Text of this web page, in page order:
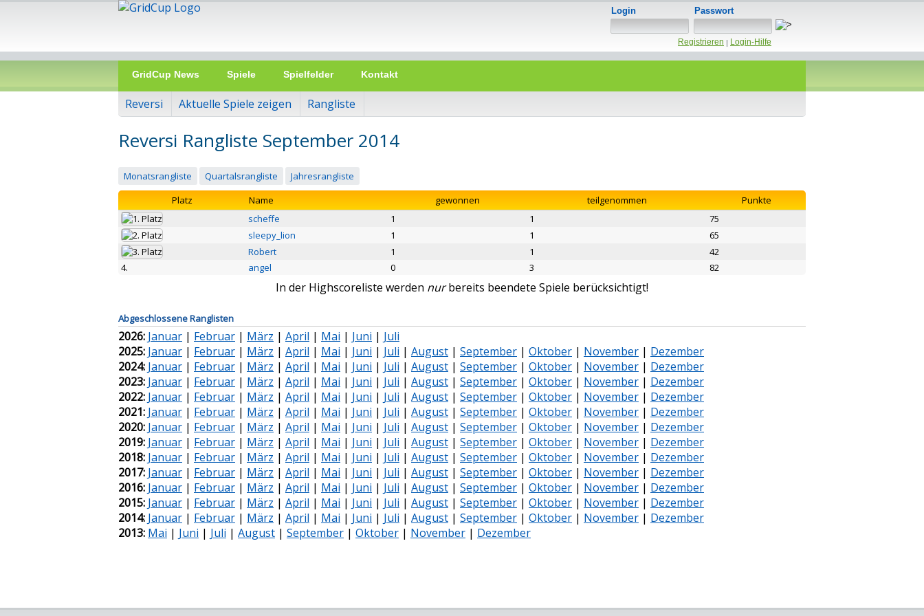
Login Passwort
Registrieren | Login-Hilfe
GridCup News Spiele Spielfelder Kontakt
Reversi Aktuelle Spiele zeigen Rangliste
Reversi Rangliste September 2014
Monatsrangliste Quartalsrangliste
Jahresrangliste
Platz
Name gewonnen teilgenommen
Punkte
scheffe
1 1
75
sleepy_lion
1 1
65
Robert
1 1
42
4.
angel 0 3 82
In der Highscoreliste werden nurbereits beendete Spiele berücksichtigt!
Abgeschlossene Ranglisten
2026: Januar | Februar | März | April | Mai | Juni | Juli
2025: Januar | Februar | März | April | Mai | Juni | Juli | August | September | Oktober | November | Dezember
2024: Januar | Februar | März | April | Mai | Juni | Juli | August | September | Oktober | November | Dezember
2023: Januar | Februar | März | April | Mai | Juni | Juli | August | September | Oktober | November | Dezember
2022: Januar | Februar | März | April | Mai | Juni | Juli | August | September | Oktober | November | Dezember
2021: Januar | Februar | März | April | Mai | Juni | Juli | August | September | Oktober | November | Dezember
2020: Januar | Februar | März | April | Mai | Juni | Juli | August | September | Oktober | November | Dezember
2019: Januar | Februar | März | April | Mai | Juni | Juli | August | September | Oktober | November | Dezember
2018: Januar | Februar | März | April | Mai | Juni | Juli | August | September | Oktober | November | Dezember
2017: Januar | Februar | März | April | Mai | Juni | Juli | August | September | Oktober | November | Dezember
2016: Januar | Februar | März | April | Mai | Juni | Juli | August | September | Oktober | November | Dezember
2015: Januar | Februar | März | April | Mai | Juni | Juli | August | September | Oktober | November | Dezember
2014: Januar | Februar | März | April | Mai | Juni | Juli | August | September | Oktober | November | Dezember
2013: Mai | Juni | Juli | August | September | Oktober | November | Dezember